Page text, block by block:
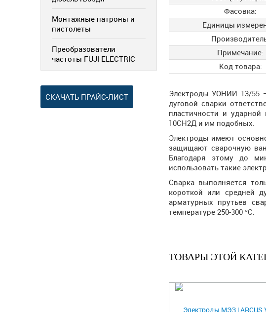
Монтажные патроны и
пистолеты
Преобразователи
частоты FUJI ELECTRIC
СКАЧАТЬ ПРАЙС-ЛИСТ
Фасовка:
Единицы
Примечание:
Код товара:
Электроды УОНИИ 13/55
дуговой сварки
пластичности и
10СН2Д и им подобных.
Электроды имеют
защищают сварочную
Благодаря этому до
использовать такие
Сварка выполняется
короткой или средней
арматурных прутьев
температуре 250-300 °С.
ТОВАРЫ ЭТОЙ